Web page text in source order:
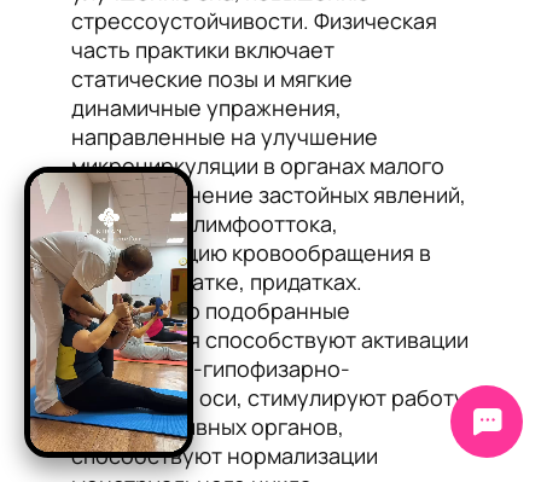
стрессоустойчивости. Физическая
часть практики включает
статические позы и мягкие
динамичные упражнения,
направленные на улучшение
микроциркуляции в органах малого
таза, устранение застойных явлений,
улучшение лимфооттока,
нормализацию кровообращения в
яичниках, матке, придатках.
Специально подобранные
упражнения способствуют активации
гипоталамо-гипофизарно-
яичниковой оси, стимулируют работу
репродуктивных органов,
способствуют нормализации